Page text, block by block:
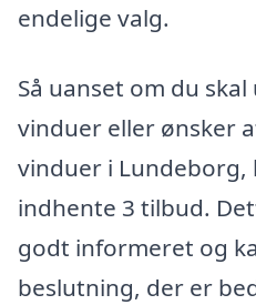
endelige valg.
Så uanset om du
vinduer eller ønsker
vinduer i
indhente 3 tilbud.
godt informeret og
beslutning, der er